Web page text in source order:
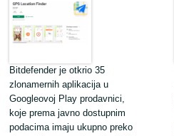
Bitdefender je otkrio 35
zlonamernih aplikacija u
Googleovoj Play prodavnici,
koje prema javno dostupnim
podacima imaju ukupno preko